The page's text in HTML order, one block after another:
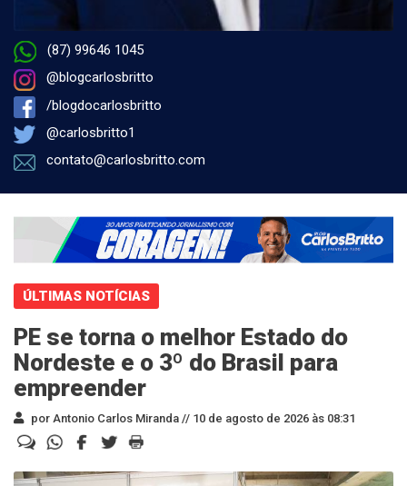
(87) 99646 1045
@blogcarlosbritto
/blogdocarlosbritto
@carlosbritto1
contato@carlosbritto.com
ÚLTIMAS NOTÍCIAS
PE se torna o melhor Estado do
Nordeste e o 3º do Brasil para
empreender
por Antonio Carlos Miranda // 10 de agosto de 2026 às 08:31